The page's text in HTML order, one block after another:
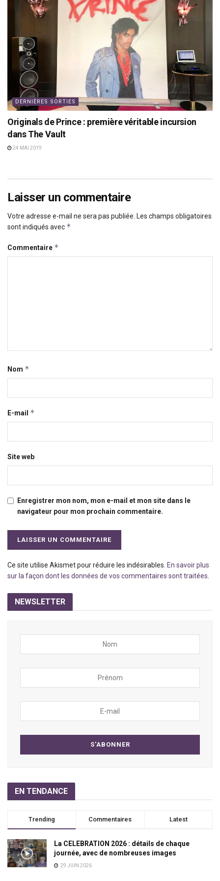
DERNIÈRES SORTIES
Originals de Prince : première véritable incursion
dans The Vault
24 MAI 2019
Laisser un commentaire
Votre adresse e-mail ne sera pas publiée. Les champs obligatoires
sont indiqués avec *
Commentaire *
Nom *
E-mail *
Site web
Enregistrer mon nom, mon e-mail et mon site dans le
navigateur pour mon prochain commentaire.
Ce site utilise Akismet pour réduire les indésirables. En savoir plus
sur la façon dont les données de vos commentaires sont traitées
NEWSLETTER
EN TENDANCE
Trending Commentaires Latest
La CELEBRATION 2026 : détails de chaque
journée, avec de nombreuses images
29 JUIN 2026